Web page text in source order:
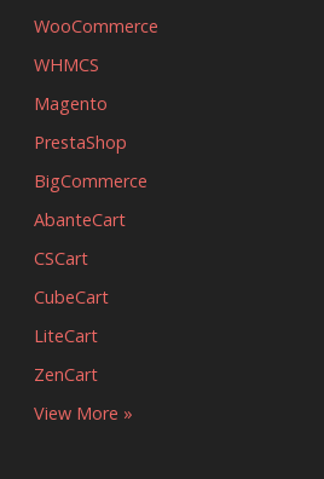
WooCommerce
WHMCS
Magento
PrestaShop
BigCommerce
AbanteCart
CSCart
CubeCart
LiteCart
ZenCart
View More »